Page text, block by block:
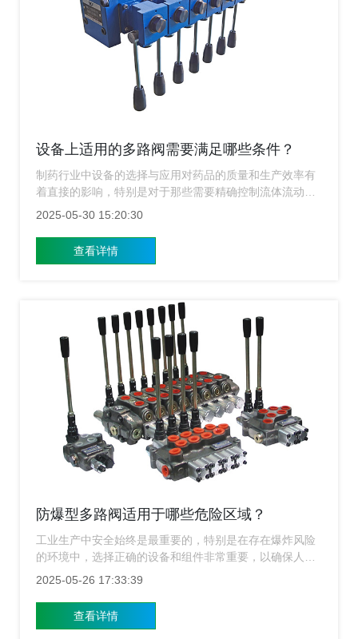
设备上适用的多路阀需要满足哪些条件？
制药行业中设备的选择与应用对药品的质量和生产效率有
着直接的影响，特别是对于那些需要精确控制流体流动、
温度和压力等参数的工艺过程而言，选用合适的阀门十分
门，在制药设备中扮演着不可或缺的角色，上海多路阀​厂
家讲解制药设备上适用的多路阀需要满足哪些条件，以期
2025-05-30 15:20:30
查看详情
防爆型多路阀适用于哪些危险区域？
工业生产中安全始终是最重要的，特别是在存在爆炸风险
的环境中，选择正确的设备和组件非常重要，以确保人员
安全、环境保护以及生产流程的顺利进行，防爆型多路阀
泛，能够在多种可能产生爆炸的场合中发挥关键作用，上
海多路阀厂家接下来详细介绍防爆型多路阀的应用场景及
2025-05-26 17:33:39
查看详情